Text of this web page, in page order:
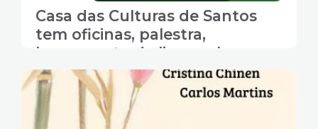
Casa das Culturas de Santos
tem oficinas, palestra,
lançamento de livro e show
nesta semana